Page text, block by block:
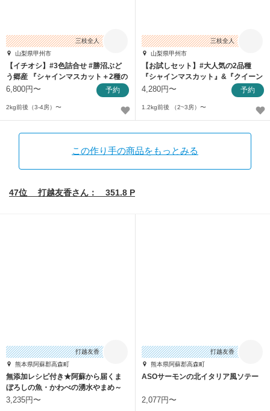
三枝全人
山梨県甲州市
【イチオシ】#3色詰合せ #勝沼ぶど
う郷産 『シャインマスカット＋2種の
詰合せ』
6,800円〜 予約
2kg前後（3-4房）〜
三枝全人
山梨県甲州市
【お試しセット】#大人気の2品種
『シャインマスカット』&『クイーン
ニーナ』
4,280円〜 予約
1.2kg前後 （2~3房）〜
この作り手の商品をもっとみる
47位 打越友香さん： 351.8 P
打越友香
熊本県阿蘇郡高森町
無添加レシピ付き★阿蘇から届くま
ぼろしの魚・かわべの湧水やまめ～
老舗旅館お墨付き
3,235円〜
打越友香
熊本県阿蘇郡高森町
ASOサーモンの北イタリア風ソテー
2,077円〜